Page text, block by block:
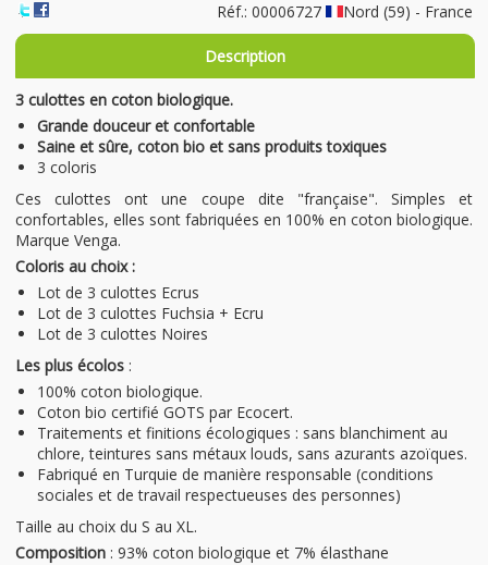
Réf.: 00006727
Nord (59) - France
Description
3 culottes en coton biologique.
Grande douceur et confortable
Saine et sûre, coton bio et sans produits toxiques
3 coloris
Ces culottes ont une coupe dite "française". Simples et
confortables, elles sont fabriquées en 100% en coton biologique.
Marque Venga.
Coloris au choix :
Lot de 3 culottes Ecrus
Lot de 3 culottes Fuchsia + Ecru
Lot de 3 culottes Noires
Les plus écolos :
100% coton biologique.
Coton bio certifié GOTS par Ecocert.
Traitements et finitions écologiques : sans blanchiment au
chlore, teintures sans métaux louds, sans azurants azoïques.
Fabriqué en Turquie de manière responsable (conditions
sociales et de travail respectueuses des personnes)
Taille au choix du S au XL.
Composition : 93% coton biologique et 7% élasthane